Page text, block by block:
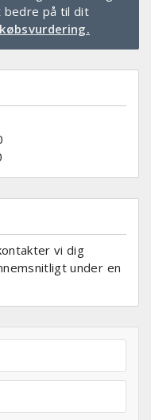
bedre på til dit
vi dig
under en